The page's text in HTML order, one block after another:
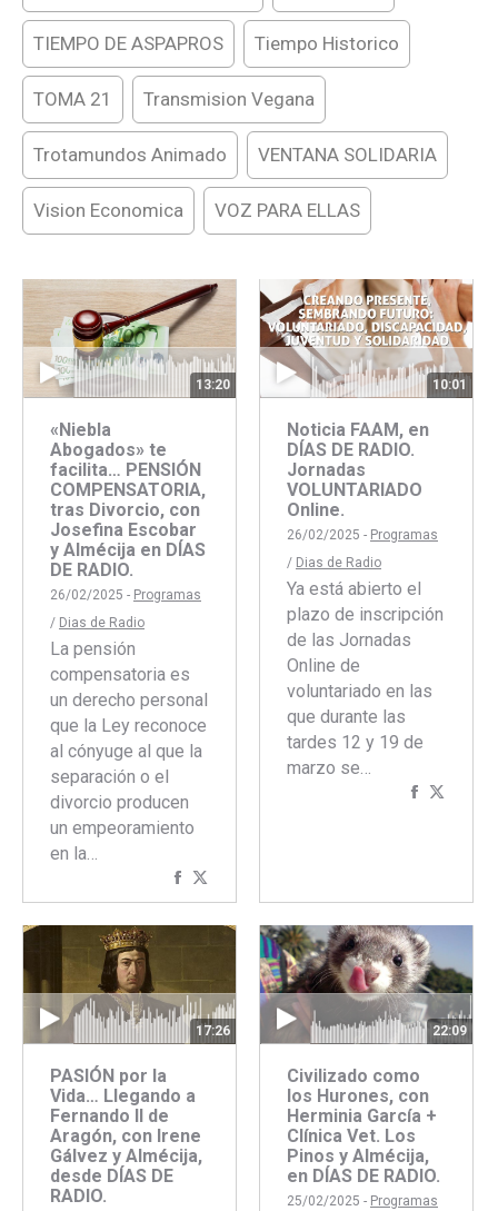
TIEMPO DE ASPAPROS Tiempo Historico
TOMA 21 Transmision Vegana
Trotamundos Animado VENTANA SOLIDARIA
Vision Economica VOZ PARA ELLAS
13:20
«Niebla
Abogados» te
facilita… PENSIÓN
COMPENSATORIA,
tras Divorcio, con
Josefina Escobar
y Almécija en DÍAS
DE RADIO.
26/02/2025 - Programas
/ Dias de Radio
La pensión
compensatoria es
un derecho personal
que la Ley reconoce
al cónyuge al que la
separación o el
divorcio producen
un empeoramiento
en la…
Compartir
con
Facebook
con
Twitter
10:01
Noticia FAAM, en
DÍAS DE RADIO.
Jornadas
VOLUNTARIADO
Online.
26/02/2025 - Programas
/ Dias de Radio
Ya está abierto el
plazo de inscripción
de las Jornadas
Online de
voluntariado en las
que durante las
tardes 12 y 19 de
marzo se…
Compartir
17:26
PASIÓN por la
Vida… Llegando a
Fernando II de
Aragón, con Irene
Gálvez y Almécija,
desde DÍAS DE
RADIO.
22:09
Civilizado como
los Hurones, con
Herminia García +
Clínica Vet. Los
Pinos y Almécija,
en DÍAS DE RADIO.
25/02/2025 - Programas